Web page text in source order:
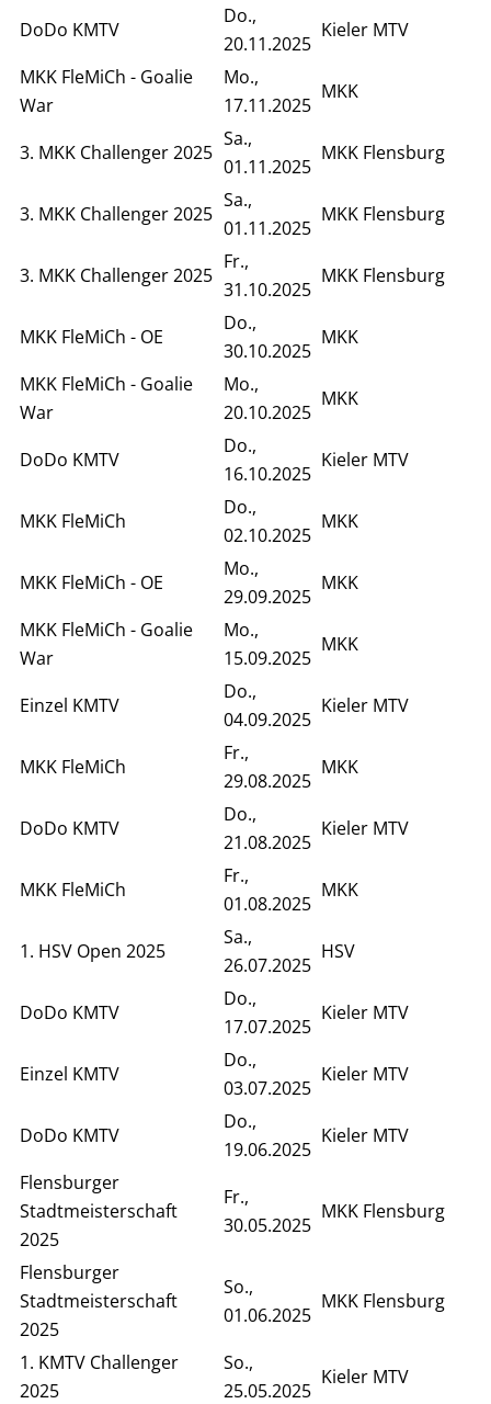
DoDo KMTV
Do.,
20.11.2025
Kieler MTV
MKK FleMiCh - Goalie
War
Mo.,
17.11.2025
MKK
3. MKK Challenger 2025
Sa.,
01.11.2025
MKK Flensburg
3. MKK Challenger 2025
Sa.,
01.11.2025
MKK Flensburg
3. MKK Challenger 2025
Fr.,
31.10.2025
MKK Flensburg
MKK FleMiCh - OE
Do.,
30.10.2025
MKK
MKK FleMiCh - Goalie
War
Mo.,
20.10.2025
MKK
DoDo KMTV
Do.,
16.10.2025
Kieler MTV
MKK FleMiCh
Do.,
02.10.2025
MKK
MKK FleMiCh - OE
Mo.,
29.09.2025
MKK
MKK FleMiCh - Goalie
War
Mo.,
15.09.2025
MKK
Einzel KMTV
Do.,
04.09.2025
Kieler MTV
MKK FleMiCh
Fr.,
29.08.2025
MKK
DoDo KMTV
Do.,
21.08.2025
Kieler MTV
MKK FleMiCh
Fr.,
01.08.2025
MKK
1. HSV Open 2025
Sa.,
26.07.2025
HSV
DoDo KMTV
Do.,
17.07.2025
Kieler MTV
Einzel KMTV
Do.,
03.07.2025
Kieler MTV
DoDo KMTV
Do.,
19.06.2025
Kieler MTV
Flensburger
Stadtmeisterschaft
2025
Fr.,
30.05.2025
MKK Flensburg
Flensburger
Stadtmeisterschaft
2025
So.,
01.06.2025
MKK Flensburg
1. KMTV Challenger
2025
So.,
25.05.2025
Kieler MTV